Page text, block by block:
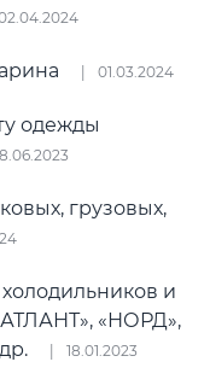
01.03.2024
одежды
грузовых,
и
«НОРД»,
18.01.2023